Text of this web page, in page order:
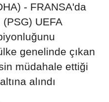
- FRANSA'da
UEFA
genelinde çıkan
müdahale ettiği
alındı